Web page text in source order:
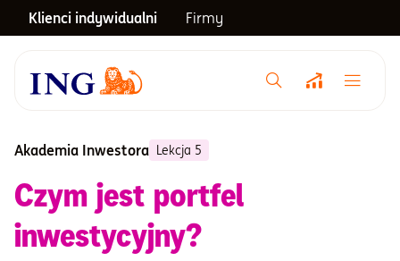
Klienci indywidualni Firmy
Menu główne
Notowania
Emerytura
Akademia Inwestora Lekcja 5
Czym jest portfel
inwestycyjny?